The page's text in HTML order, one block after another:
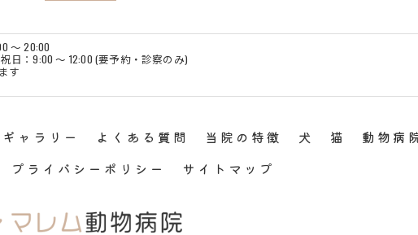
〜 20:00
日：9:00 〜 12:00 (要予約・診察のみ)
す
ギャラリー よくある質問 当院の特徴 犬 猫 動物病
プライバシーポリシー サイトマップ